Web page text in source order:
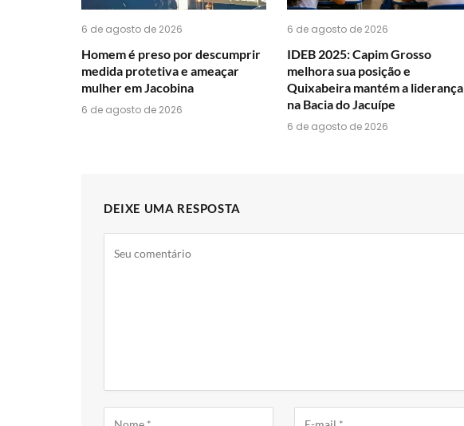
6 de agosto de 2026
Homem é preso por descumprir
medida protetiva e ameaçar
mulher em Jacobina
6 de agosto de 2026
6 de agosto de 2026
IDEB 2025: Capim Grosso
melhora sua posição e
Quixabeira mantém a liderança
na Bacia do Jacuípe
6 de agosto de 2026
DEIXE UMA RESPOSTA